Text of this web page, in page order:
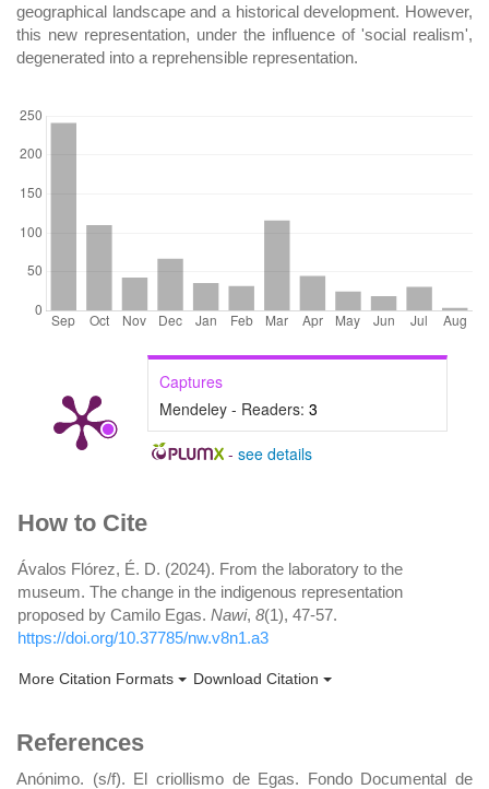
geographical landscape and a historical development. However,
this new representation, under the influence of 'social realism',
degenerated into a reprehensible representation.
Captures
Mendeley - Readers: 3
- see details
Article
Details
How to Cite
Ávalos Flórez, É. D. (2024). From the laboratory to the
museum. The change in the indigenous representation
proposed by Camilo Egas. Nawi, 8(1), 47-57.
https://doi.org/10.37785/nw.v8n1.a3
More Citation Formats Download Citation
References
Anónimo. (s/f). El criollismo de Egas. Fondo Documental de